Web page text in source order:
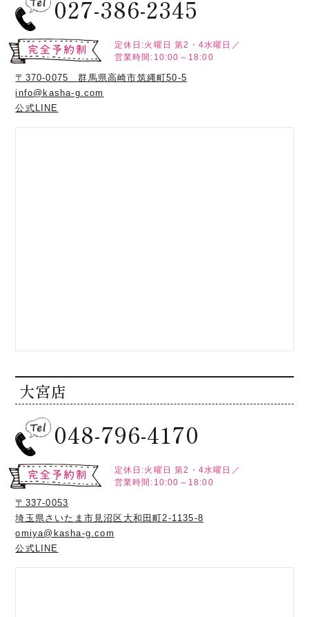
027-386-2345
定休日:火曜日 第2・4水曜日／
営業時間:10:00～18:00
〒370-0075 群馬県高崎市筑縄町50-5
info@kasha-g.com
公式LINE
大宮店
048-796-4170
定休日:火曜日 第2・4水曜日／
営業時間:10:00～18:00
〒337-0053
埼玉県さいたま市見沼区大和田町2-1135-8
omiya@kasha-g.com
公式LINE